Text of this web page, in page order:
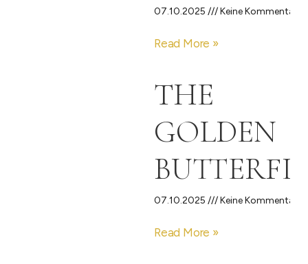
07.10.2025 Keine Kommentare
Read More »
THE
GOLDEN
07.10.2025 Keine Kommentare
Read More »